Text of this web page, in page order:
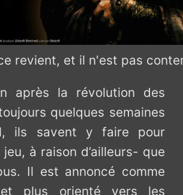
revient, et il n'est pas
après la révolution des
quelques semaines
ils savent y faire pour
à raison d’ailleurs- que
Il est annoncé comme
plus orienté vers les